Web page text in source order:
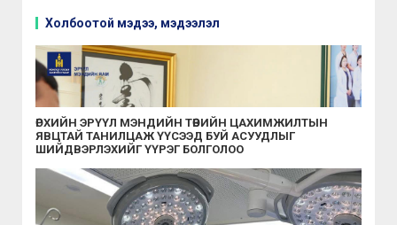
Холбоотой мэдээ, мэдээлэл
ӨРХИЙН ЭРҮҮЛ МЭНДИЙН ТӨВИЙН ЦАХИМЖИЛТЫН
ЯВЦТАЙ ТАНИЛЦАЖ ҮҮСЭЭД БУЙ АСУУДЛЫГ
ШИЙДВЭРЛЭХИЙГ ҮҮРЭГ БОЛГОЛОО